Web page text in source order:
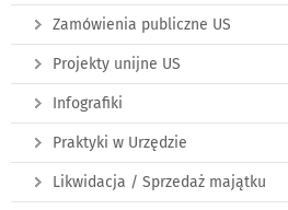
Zamówienia publiczne US
Projekty unijne US
Infografiki
Praktyki w Urzędzie
Likwidacja / Sprzedaż majątku